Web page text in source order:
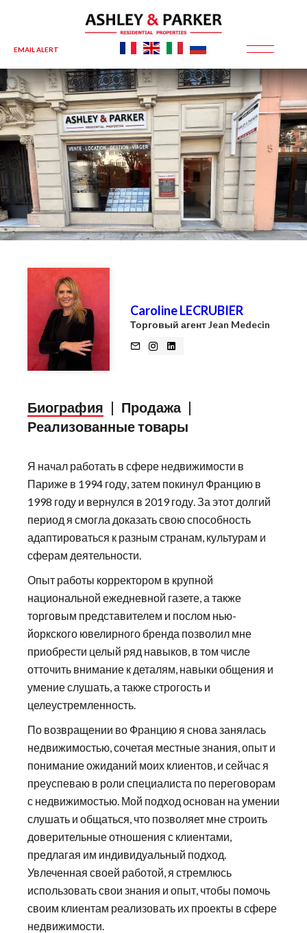
EMAIL ALERT
Caroline LECRUBIER
Торговый агент Jean Medecin
Биография | Продажа |
Реализованные товары
Я начал работать в сфере недвижимости в
Париже в 1994 году, затем покинул Францию в
1998 году и вернулся в 2019 году. За этот долгий
период я смогла доказать свою способность
адаптироваться к разным странам, культурам и
сферам деятельности.
Опыт работы корректором в крупной
национальной ежедневной газете, а также
торговым представителем и послом нью-
йоркского ювелирного бренда позволил мне
приобрести целый ряд навыков, в том числе
отточить внимание к деталям, навыки общения и
умение слушать, а также строгость и
целеустремленность.
По возвращении во Францию я снова занялась
недвижимостью, сочетая местные знания, опыт и
понимание ожиданий моих клиентов, и сейчас я
преуспеваю в роли специалиста по переговорам
с недвижимостью. Мой подход основан на умении
слушать и общаться, что позволяет мне строить
доверительные отношения с клиентами,
предлагая им индивидуальный подход.
Увлеченная своей работой, я стремлюсь
использовать свои знания и опыт, чтобы помочь
своим клиентам реализовать их проекты в сфере
недвижимости.